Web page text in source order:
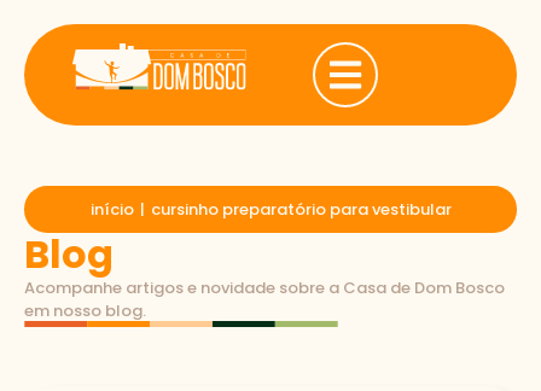
início | cursinho preparatório para vestibular
Blog
Acompanhe artigos e novidade sobre a Casa de Dom Bosco
em nosso blog.